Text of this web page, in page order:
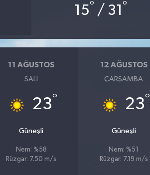
15° / 31°
11 AĞUSTOS
SALI
23°
Güneşli
Nem: %58
Rüzgar: 7.50 m/s
12 AĞUSTOS
ÇARŞAMBA
23°
Güneşli
Nem: %51
Rüzgar: 7.19 m/s